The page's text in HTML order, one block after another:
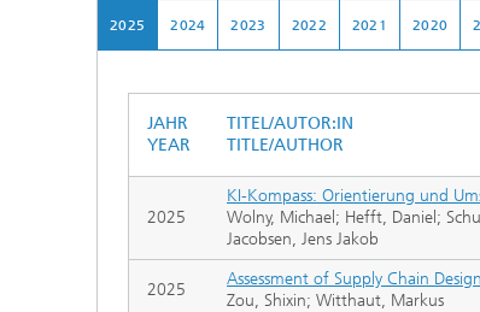
2025
JAHR
YEAR
TITEL/AUTOR:IN
TITLE/AUTHOR
2025
KI-Kompass: Orientierung und
Wolny, Michael; Hefft, Daniel;
Jacobsen, Jens Jakob
2025
Assessment of Supply Chain
Zou, Shixin; Witthaut, Markus
2024 2023 2022 2021 2020